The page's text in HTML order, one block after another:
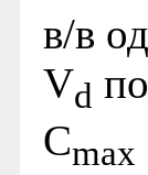
в/в
Vd
Cmax